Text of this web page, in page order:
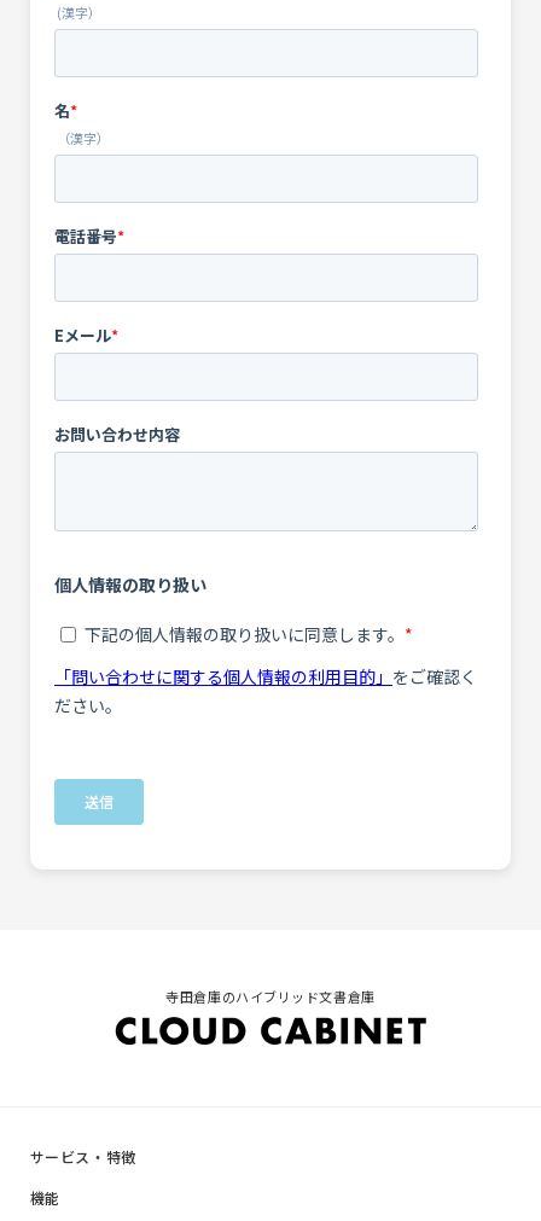
寺田倉庫のハイブリッド文書倉庫
サービス・特徴
機能